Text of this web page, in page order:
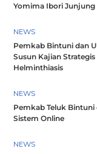
Yomima Ibori
NEWS
Pemkab Bintuni dan
Susun Kajian
Helminthiasis
NEWS
Pemkab Teluk Bintuni
Sistem Online
NEWS